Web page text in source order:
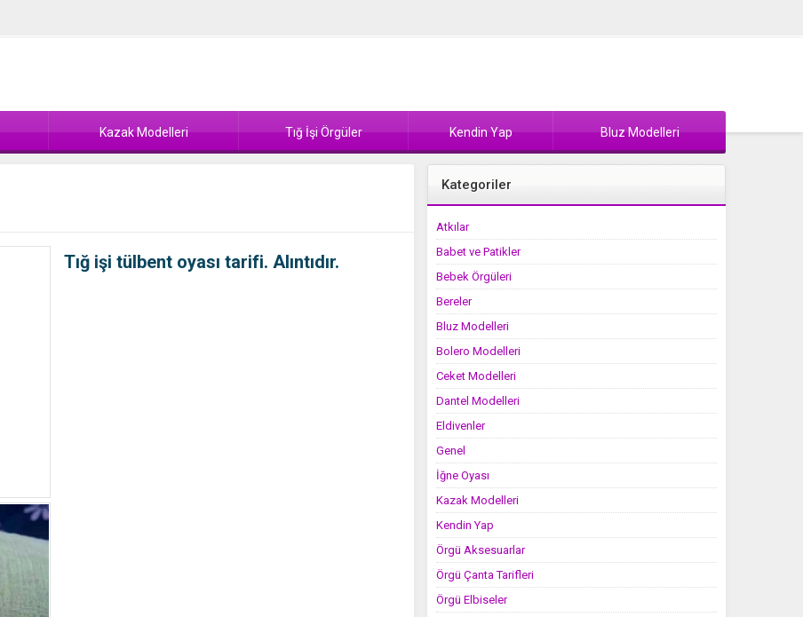
Kazak Modelleri Tığ İşi Örgüler Kendin Yap Bluz Modelleri
Tığ işi tülbent oyası tarifi. Alıntıdır.
Kategoriler
Atkılar
Babet ve Patikler
Bebek Örgüleri
Bereler
Bluz Modelleri
Bolero Modelleri
Ceket Modelleri
Dantel Modelleri
Eldivenler
Genel
İğne Oyası
Kazak Modelleri
Kendin Yap
Örgü Aksesuarlar
Örgü Çanta Tarifleri
Örgü Elbiseler